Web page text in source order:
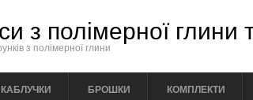
з полімерної глини
з полімерної глини
КАБЛУЧКИ БРОШКИ КОМПЛЕКТИ